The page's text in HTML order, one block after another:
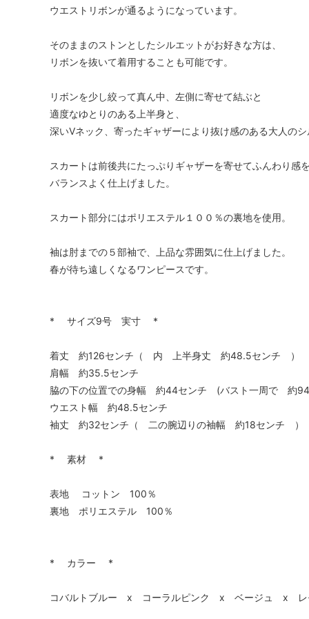
ウエストリボンが通るようになっています。
そのままのストンとしたシルエットがお好きな方は、
リボンを抜いて着用することも可能です。
リボンを少し絞って真ん中、左側に寄せて結ぶと
適度なゆとりのある上半身と、
深いVネック、寄ったギャザーにより抜け感のある大人のシ
スカートは前後共にたっぷりギャザーを寄せてふんわり感
バランスよく仕上げました。
スカート部分にはポリエステル１００％の裏地を使用。
袖は肘までの５部袖で、上品な雰囲気に仕上げました。
春が待ち遠しくなるワンピースです。
* サイズ9号 実寸 *
着丈 約126センチ（ 内 上半身丈 約48.5センチ ）
肩幅 約35.5センチ
脇の下の位置での身幅 約44センチ (バスト一周で 約94
ウエスト幅 約48.5センチ
袖丈 約32センチ（ 二の腕辺りの袖幅 約18センチ ）
* 素材 *
表地 コットン 100％
裏地 ポリエステル 100％
* カラー *
コバルトブルー x コーラルピンク x ベージュ x レ